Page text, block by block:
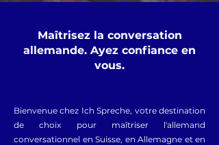
Maîtrisez la conversation
allemande. Ayez confiance en
vous.
Bienvenue chez Ich Spreche, votre destination
de choix pour maîtriser l'allemand
conversationnel en Suisse, en Allemagne et en